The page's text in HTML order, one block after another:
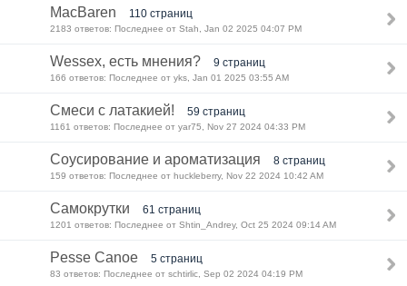
MacBaren 110 страниц
2183 ответов: Последнее от Stah, Jan 02 2025 04:07 PM
Wessex, есть мнения? 9 страниц
166 ответов: Последнее от yks, Jan 01 2025 03:55 AM
Смеси с латакией! 59 страниц
1161 ответов: Последнее от yar75, Nov 27 2024 04:33 PM
Соусирование и ароматизация 8 страниц
159 ответов: Последнее от huckleberry, Nov 22 2024 10:42 AM
Самокрутки 61 страниц
1201 ответов: Последнее от Shtin_Andrey, Oct 25 2024 09:14 AM
Pesse Canoe 5 страниц
83 ответов: Последнее от schtirlic, Sep 02 2024 04:19 PM